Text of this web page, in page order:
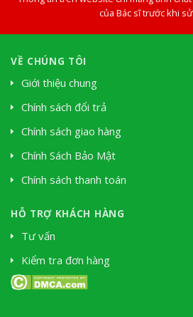
của Bác sĩ trước khi
VỀ CHÚNG TÔI
Giới thiệu chung
Chính sách đổi trả
Chính sách giao hàng
Chính Sách Bảo Mật
Chính sách thanh toán
HỖ TRỢ KHÁCH HÀNG
Tư vấn
Kiểm tra đơn hàng